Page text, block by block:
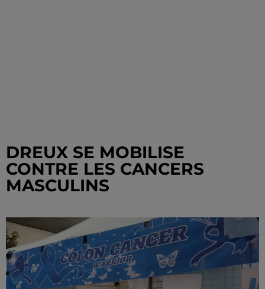
DREUX SE MOBILISE
CONTRE LES CANCERS
MASCULINS